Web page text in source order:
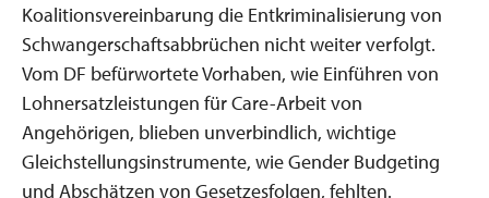
Koalitionsvereinbarung die Entkriminalisierung von
Schwangerschaftsabbrüchen nicht weiter verfolgt.
Vom DF befürwortete Vorhaben, wie Einführen von
Lohnersatzleistungen für Care-Arbeit von
Angehörigen, blieben unverbindlich, wichtige
Gleichstellungsinstrumente, wie Gender Budgeting
und Abschätzen von Gesetzesfolgen, fehlten.